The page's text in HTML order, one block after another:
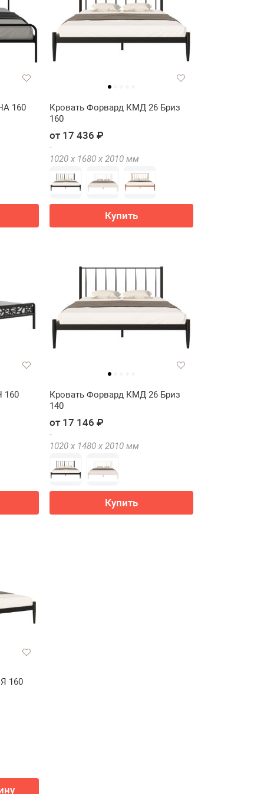
160
Кровать Форвард КМД 26 Бриз
160
от 17 436 ₽
1020 х 1680 х 2010 мм
Купить
160
Кровать Форвард КМД 26 Бриз
140
от 17 146 ₽
1020 х 1480 х 2010 мм
Купить
160